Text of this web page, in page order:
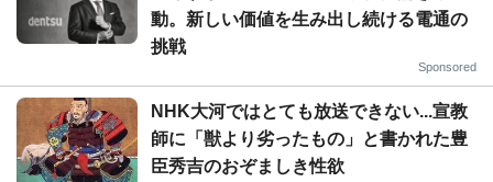
動。新しい価値を生み出し続ける電通の
挑戦
Sponsored
NHK大河ではとても放送できない...宣教
師に「獣より劣ったもの」と書かれた豊
臣秀吉のおぞましき性欲